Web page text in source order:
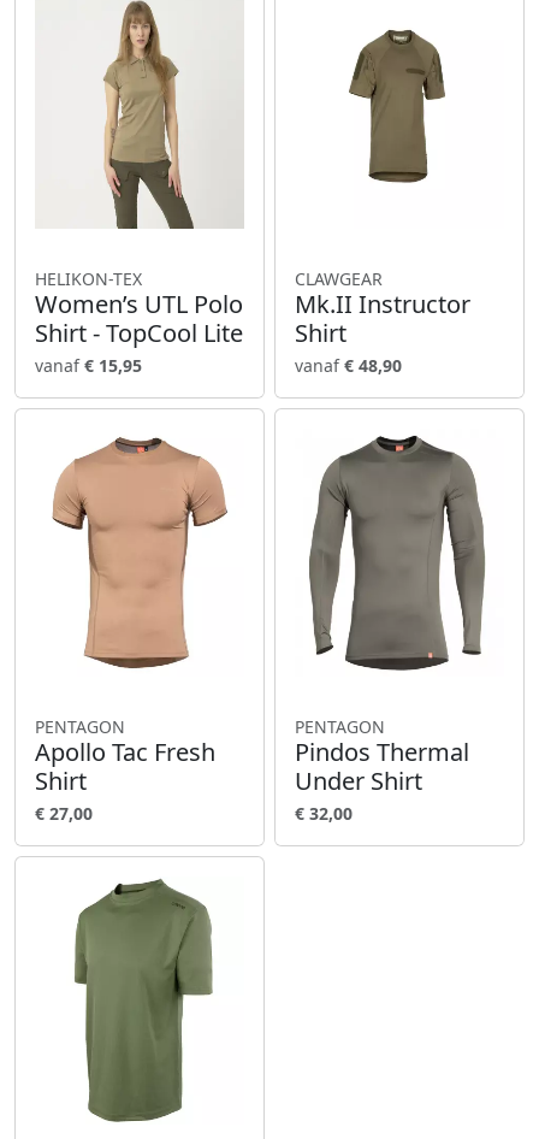
HELIKON-TEX
Women’s UTL Polo
Shirt - TopCool Lite
vanaf€ 15,95
CLAWGEAR
Mk.II Instructor
Shirt
vanaf€ 48,90
PENTAGON
Apollo Tac Fresh
Shirt
€ 27,00
PENTAGON
Pindos Thermal
Under Shirt
€ 32,00